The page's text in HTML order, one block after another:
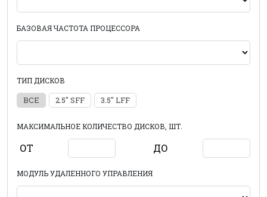
БАЗОВАЯ ЧАСТОТА ПРОЦЕССОРА
ТИП ДИСКОВ
ВСЕ 2.5" SFF 3.5" LFF
МАКСИМАЛЬНОЕ КОЛИЧЕСТВО ДИСКОВ, ШТ.
ОТ ДО
МОДУЛЬ УДАЛЕННОГО УПРАВЛЕНИЯ